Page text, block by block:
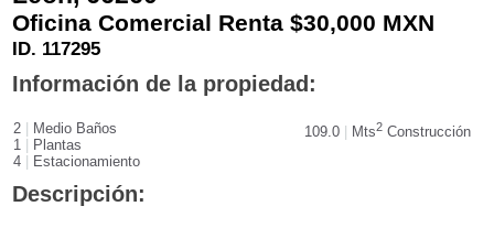
Oficina Comercial Renta $30,000 MXN
ID. 117295
Información de la propiedad:
2
Medio Baños
1
Plantas
4
Estacionamiento
109.0 Mts2 Construcción
Descripción: